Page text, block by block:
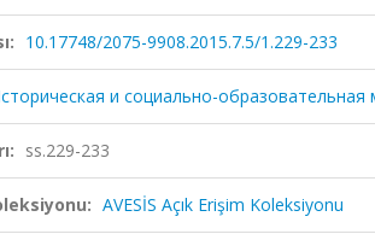
10.17748/2075-9908.2015.7.5/1.229-233
и социально-образовательная
ss.229-233
AVESİS Açık Erişim Koleksiyonu